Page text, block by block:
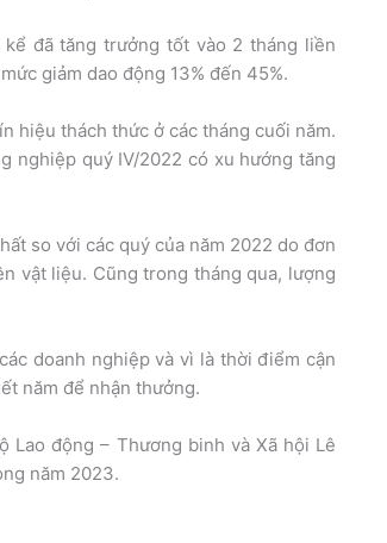
đã tăng trưởng tốt vào 2 tháng liền
giảm dao động 13% đến 45%.
hiệu thách thức ở các tháng cuối năm.
nghiệp quý IV/2022 có xu hướng tăng
so với các quý của năm 2022 do đơn
vật liệu. Cũng trong tháng qua, lượng
doanh nghiệp và vì là thời điểm cận
năm để nhận thưởng.
Lao động – Thương binh và Xã hội Lê
năm 2023.